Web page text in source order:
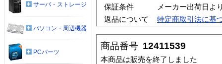
保証条件
メーカー出荷日よ
返品について
特定商取引法に基
商品番号 12411539
本商品は販売を終了しました
サーバ・ストレージ
パソコン・周辺機器
PCパーツ